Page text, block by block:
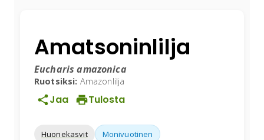
Amatsoninlilja
Eucharis amazonica
Ruotsiksi: Amazonlilja
Jaa Tulosta
Huonekasvit Monivuotinen